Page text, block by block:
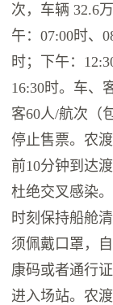
次，车辆 32.6
午：07:00时、
时；下午：
16:30时。车、
客60人/航次（
停止售票。农
前10分钟到达
杜绝交叉感染
时刻保持船舱
须佩戴口罩，
康码或者通行
进入场站。农